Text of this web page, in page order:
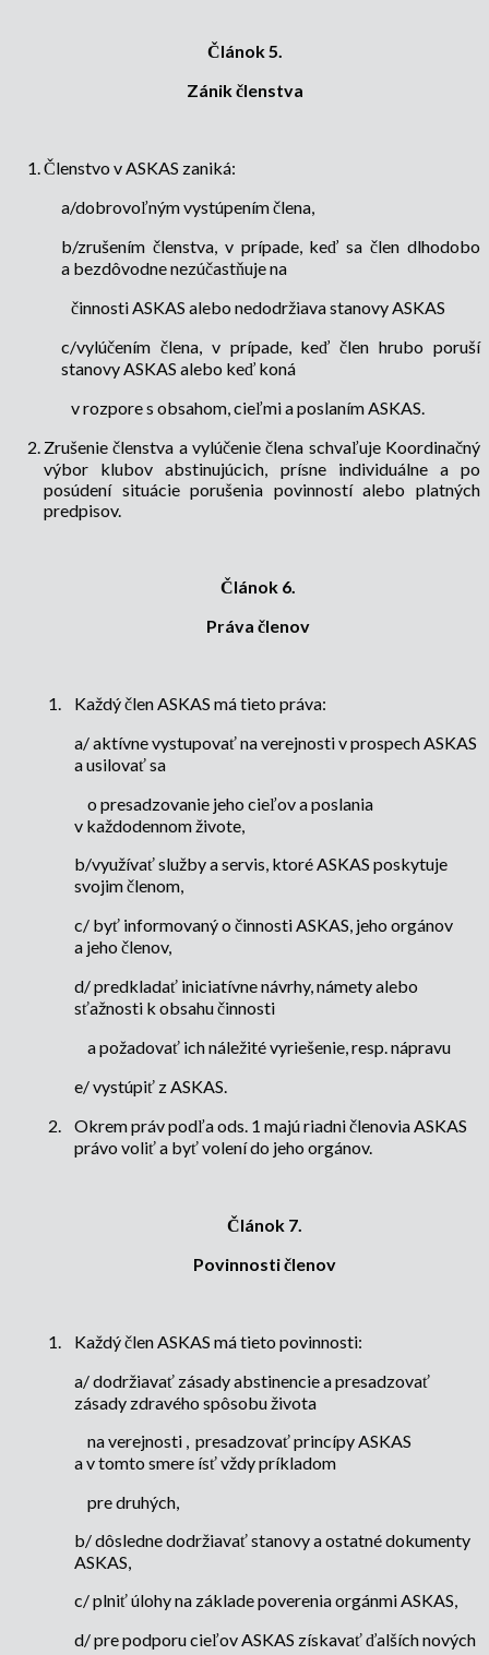
Článok 5.
Zánik členstva
Členstvo v ASKAS zaniká:
a/dobrovoľným vystúpením člena,
b/zrušením členstva, v prípade, keď sa člen dlhodobo
a bezdôvodne nezúčastňuje na
činnosti ASKAS alebo nedodržiava stanovy ASKAS
c/vylúčením člena, v prípade, keď člen hrubo poruší
stanovy ASKAS alebo keď koná
v rozpore s obsahom, cieľmi a poslaním ASKAS.
Zrušenie členstva a vylúčenie člena schvaľuje Koordinačný
výbor klubov abstinujúcich, prísne individuálne a po
posúdení situácie porušenia povinností alebo platných
predpisov.
Článok 6.
Práva členov
1.
Každý člen ASKAS má tieto práva:
a/ aktívne vystupovať na verejnosti v prospech ASKAS
a usilovať sa
o presadzovanie jeho cieľov a poslania
v každodennom živote,
b/využívať služby a servis, ktoré ASKAS poskytuje
svojim členom,
c/ byť informovaný o činnosti ASKAS, jeho orgánov
a jeho členov,
d/ predkladať iniciatívne návrhy, námety alebo
sťažnosti k obsahu činnosti
a požadovať ich náležité vyriešenie, resp. nápravu
e/ vystúpiť z ASKAS.
2.
Okrem práv podľa ods. 1 majú riadni členovia ASKAS
právo voliť a byť volení do jeho orgánov.
Článok 7.
Povinnosti členov
1.
Každý člen ASKAS má tieto povinnosti:
a/ dodržiavať zásady abstinencie a presadzovať
zásady zdravého spôsobu života
na verejnosti , presadzovať princípy ASKAS
a v tomto smere ísť vždy príkladom
pre druhých,
b/ dôsledne dodržiavať stanovy a ostatné dokumenty
ASKAS,
c/ plniť úlohy na základe poverenia orgánmi ASKAS,
d/ pre podporu cieľov ASKAS získavať ďalších nových